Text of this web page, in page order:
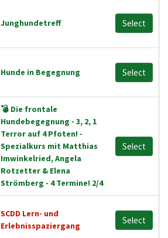
Junghundetreff Select
Hunde in Begegnung Select
💣 Die frontale
Hundebegegnung - 3, 2, 1
Terror auf 4 Pfoten! -
Spezialkurs mit Matthias
Imwinkelried, Angela
Rotzetter & Elena
Strömberg - 4 Termine! 2/4
Select
SCDD Lern- und
Erlebnisspaziergang
Select